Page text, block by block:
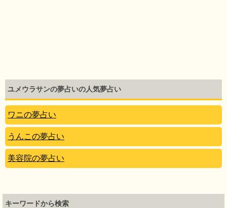
ユメウラサンの夢占いの人気夢占い
ワニの夢占い
うんこの夢占い
美容院の夢占い
キーワードから検索